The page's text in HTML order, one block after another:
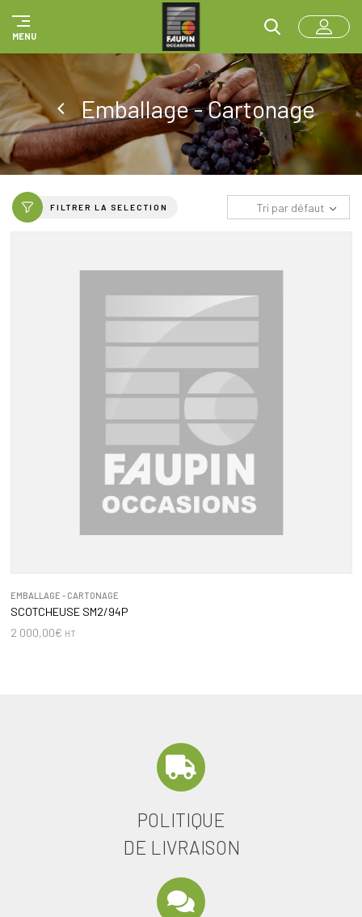
MENU
Emballage - Cartonage
FILTRER LA SELECTION Tri par défaut
EMBALLAGE - CARTONAGE
SCOTCHEUSE SM2/94P
2 000,00€ HT
POLITIQUE
DE LIVRAISON
Panneau de gestion des cookies